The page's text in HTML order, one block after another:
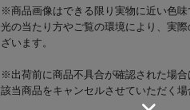
※商品画像はできる限り実物に近い色味
光の当たり方やご覧の環境により、実
ざいます。
※出荷前に商品不具合が確認された場合
該当商品をキャンセルさせていただく場